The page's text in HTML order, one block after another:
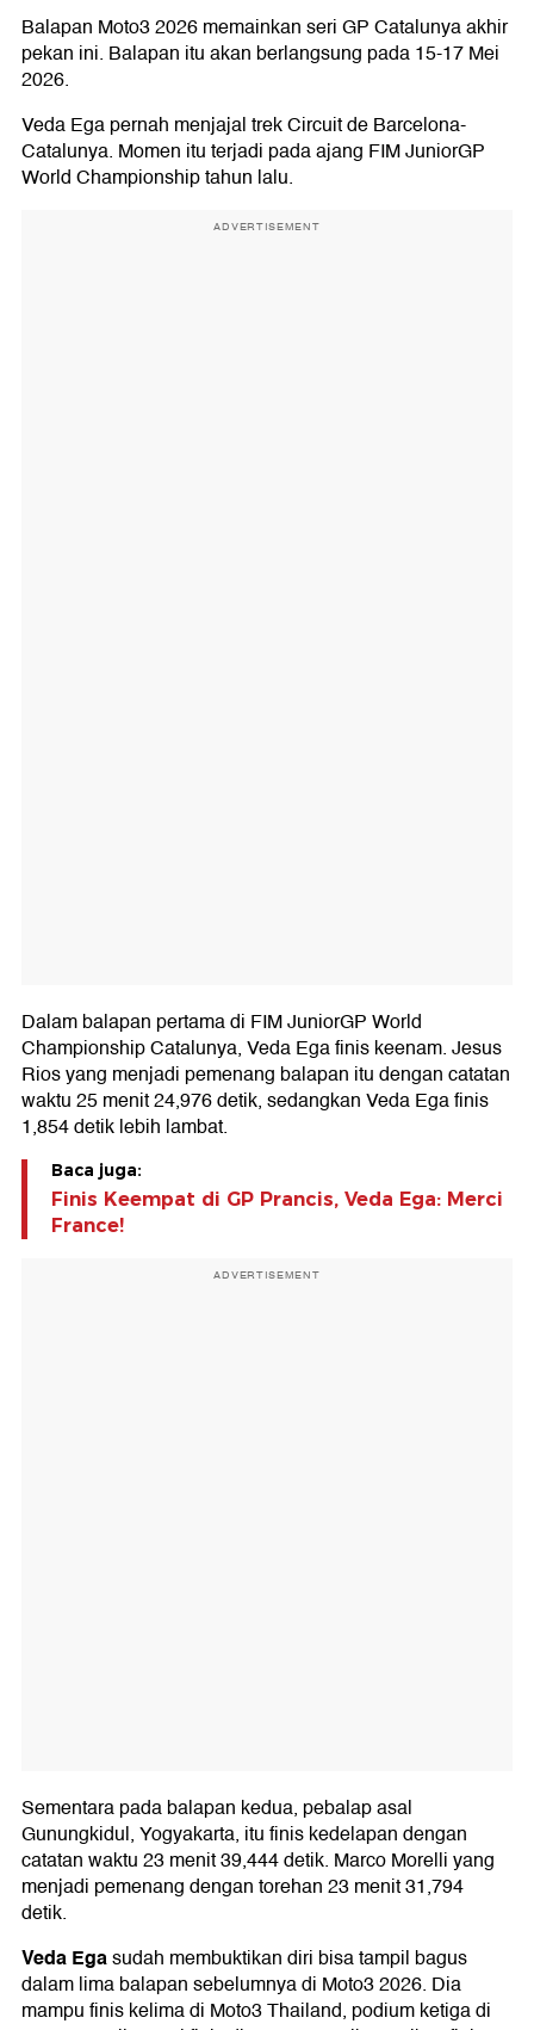
Balapan Moto3 2026 memainkan seri GP Catalunya akhir
pekan ini. Balapan itu akan berlangsung pada 15-17 Mei
2026.
Veda Ega pernah menjajal trek Circuit de Barcelona-
Catalunya. Momen itu terjadi pada ajang FIM JuniorGP
World Championship tahun lalu.
ADVERTISEMENT
Dalam balapan pertama di FIM JuniorGP World
Championship Catalunya, Veda Ega finis keenam. Jesus
Rios yang menjadi pemenang balapan itu dengan catatan
waktu 25 menit 24,976 detik, sedangkan Veda Ega finis
1,854 detik lebih lambat.
Baca juga:
Finis Keempat di GP Prancis, Veda Ega: Merci
France!
ADVERTISEMENT
Sementara pada balapan kedua, pebalap asal
Gunungkidul, Yogyakarta, itu finis kedelapan dengan
catatan waktu 23 menit 39,444 detik. Marco Morelli yang
menjadi pemenang dengan torehan 23 menit 31,794
detik.
Veda Egasudah membuktikan diri bisa tampil bagus
dalam lima balapan sebelumnya di Moto3 2026. Dia
mampu finis kelima di Moto3 Thailand, podium ketiga di